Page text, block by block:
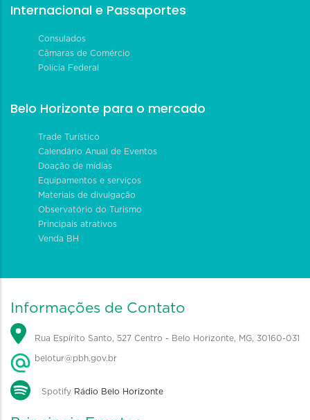
Internacional e Passaportes
Consulados
Câmaras de Comércio
Polícia Federal
Belo Horizonte para o mercado
Trade Turístico
Calendário Anual de Eventos
Doação de mídias
Equipamentos e serviços
Materiais de divulgação
Observatório do Turismo
Principais atrativos
Venda BH
Informações de Contato
Rua Espírito Santo, 527 Centro - Belo Horizonte, MG, 30160-031
belotur@pbh.gov.br
Spotify Rádio Belo Horizonte